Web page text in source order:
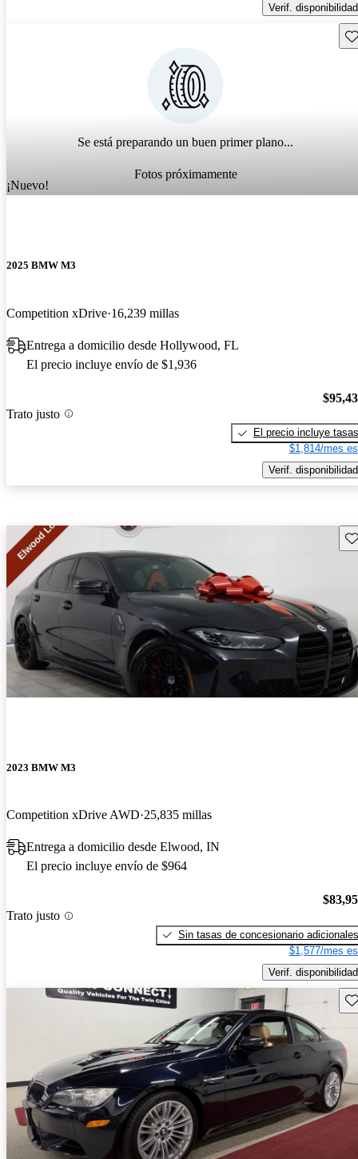
Verif. disponibilidad
Se está preparando un buen primer plano...
Fotos próximamente
¡Nuevo!
2025 BMW M3
Competition xDrive 16,239 millas
Entrega a domicilio desde Hollywood, FL
El precio incluye envío de $1,936
Trato justo
El precio incluye tasas
$1,814/mes
Verif. disponibilidad
2023 BMW M3
Competition xDrive AWD 25,835 millas
Entrega a domicilio desde Elwood, IN
El precio incluye envío de $964
Trato justo
Sin tasas de concesionario adicionales
$1,577/mes
Verif. disponibilidad